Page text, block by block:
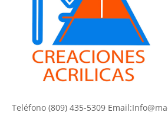
Teléfono (809) 435-5309